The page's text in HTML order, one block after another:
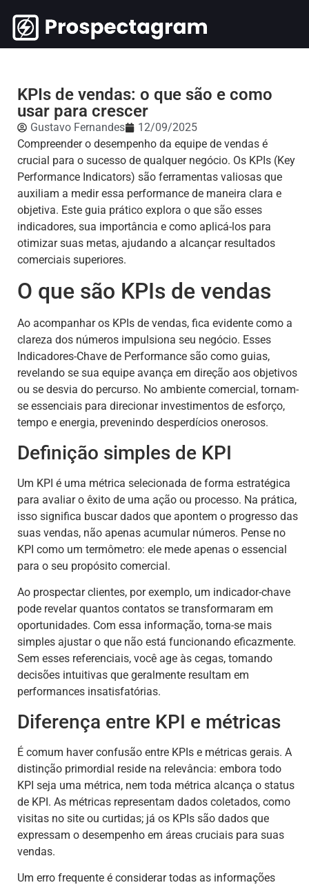
KPIs de vendas: o que são e como
usar para crescer
Gustavo Fernandes
12/09/2025
Compreender o desempenho da equipe de vendas é
crucial para o sucesso de qualquer negócio. Os KPIs (Key
Performance Indicators) são ferramentas valiosas que
auxiliam a medir essa performance de maneira clara e
objetiva. Este guia prático explora o que são esses
indicadores, sua importância e como aplicá-los para
otimizar suas metas, ajudando a alcançar resultados
comerciais superiores.
O que são KPIs de vendas
Ao acompanhar os KPIs de vendas, fica evidente como a
clareza dos números impulsiona seu negócio. Esses
Indicadores-Chave de Performance são como guias,
revelando se sua equipe avança em direção aos objetivos
ou se desvia do percurso. No ambiente comercial, tornam-
se essenciais para direcionar investimentos de esforço,
tempo e energia, prevenindo desperdícios onerosos.
Definição simples de KPI
Um KPI é uma métrica selecionada de forma estratégica
para avaliar o êxito de uma ação ou processo. Na prática,
isso significa buscar dados que apontem o progresso das
suas vendas, não apenas acumular números. Pense no
KPI como um termômetro: ele mede apenas o essencial
para o seu propósito comercial.
Ao prospectar clientes, por exemplo, um indicador-chave
pode revelar quantos contatos se transformaram em
oportunidades. Com essa informação, torna-se mais
simples ajustar o que não está funcionando eficazmente.
Sem esses referenciais, você age às cegas, tomando
decisões intuitivas que geralmente resultam em
performances insatisfatórias.
Diferença entre KPI e métricas
É comum haver confusão entre KPIs e métricas gerais. A
distinção primordial reside na relevância: embora todo
KPI seja uma métrica, nem toda métrica alcança o status
de KPI. As métricas representam dados coletados, como
visitas no site ou curtidas; já os KPIs são dados que
expressam o desempenho em áreas cruciais para suas
vendas.
Um erro frequente é considerar todas as informações